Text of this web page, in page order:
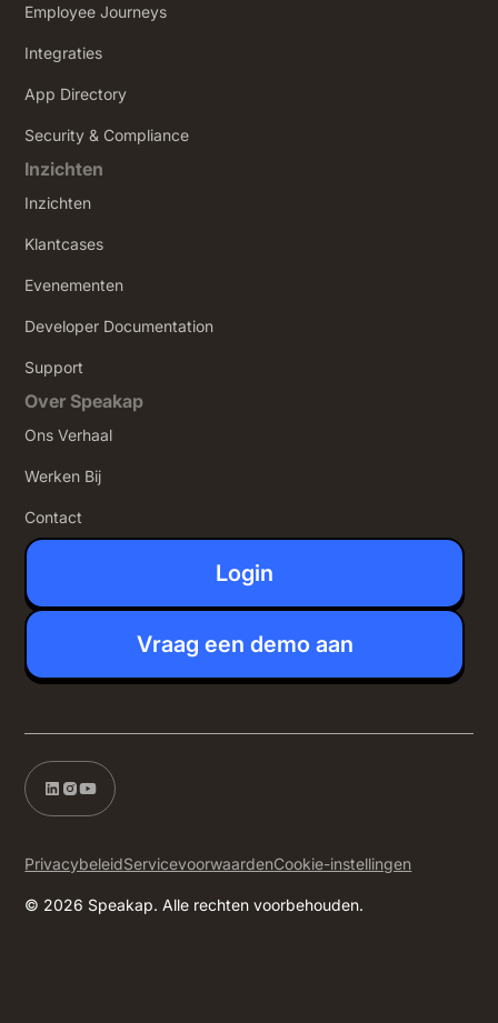
Employee Journeys
Integraties
App Directory
Security & Compliance
Inzichten
Inzichten
Klantcases
Evenementen
Developer Documentation
Support
Over Speakap
Ons Verhaal
Werken Bij
Contact
Login
Vraag een demo aan
© 2026 Speakap. Alle rechten voorbehouden.
PrivacybeleidServicevoorwaardenCookie-instellingen